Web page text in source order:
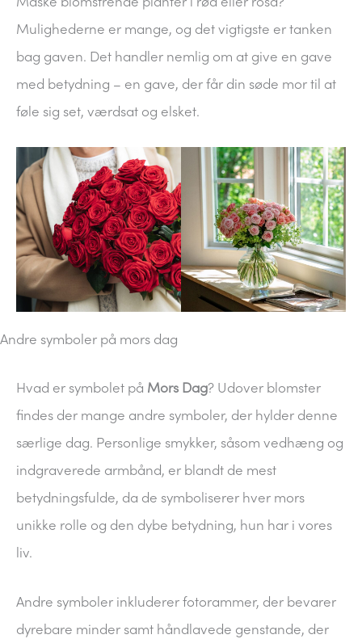
Mulighederne er mange, og det vigtigste er tanken
bag gaven. Det handler nemlig om at give en gave
med betydning – en gave, der får din søde mor til at
føle sig set, værdsat og elsket.
Andre symboler på mors dag
Hvad er symbolet på Mors Dag? Udover blomster
findes der mange andre symboler, der hylder denne
særlige dag. Personlige smykker, såsom vedhæng og
indgraverede armbånd, er blandt de mest
betydningsfulde, da de symboliserer hver mors
unikke rolle og den dybe betydning, hun har i vores
liv.
Andre symboler inkluderer fotorammer, der bevarer
dyrebare minder samt håndlavede genstande, der